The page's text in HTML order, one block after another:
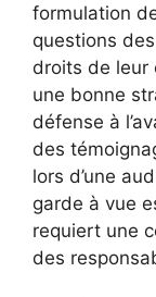
formulation
questions
droits de leur
une bonne
défense à
des
lors d’une
garde à vue
requiert une
des